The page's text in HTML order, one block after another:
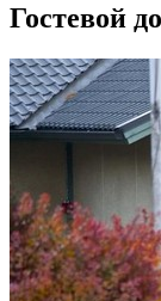
Гостевой